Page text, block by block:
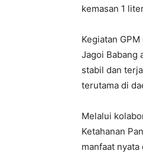
kemasan 1
Kegiatan
Jagoi Babang
stabil dan
terutama di
Melalui
Ketahanan
manfaat